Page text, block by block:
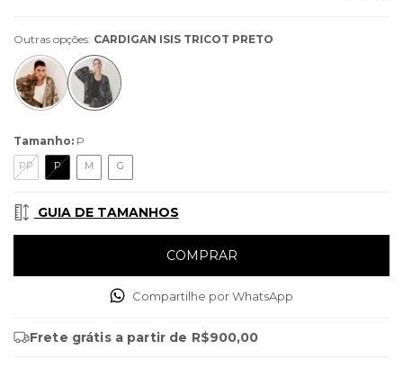
Outras opções: CARDIGAN ISIS TRICOT PRETO
Tamanho: P
PP P M G
GUIA DE TAMANHOS
Compartilhe por WhatsApp
Frete grátis a partir de R$900,00